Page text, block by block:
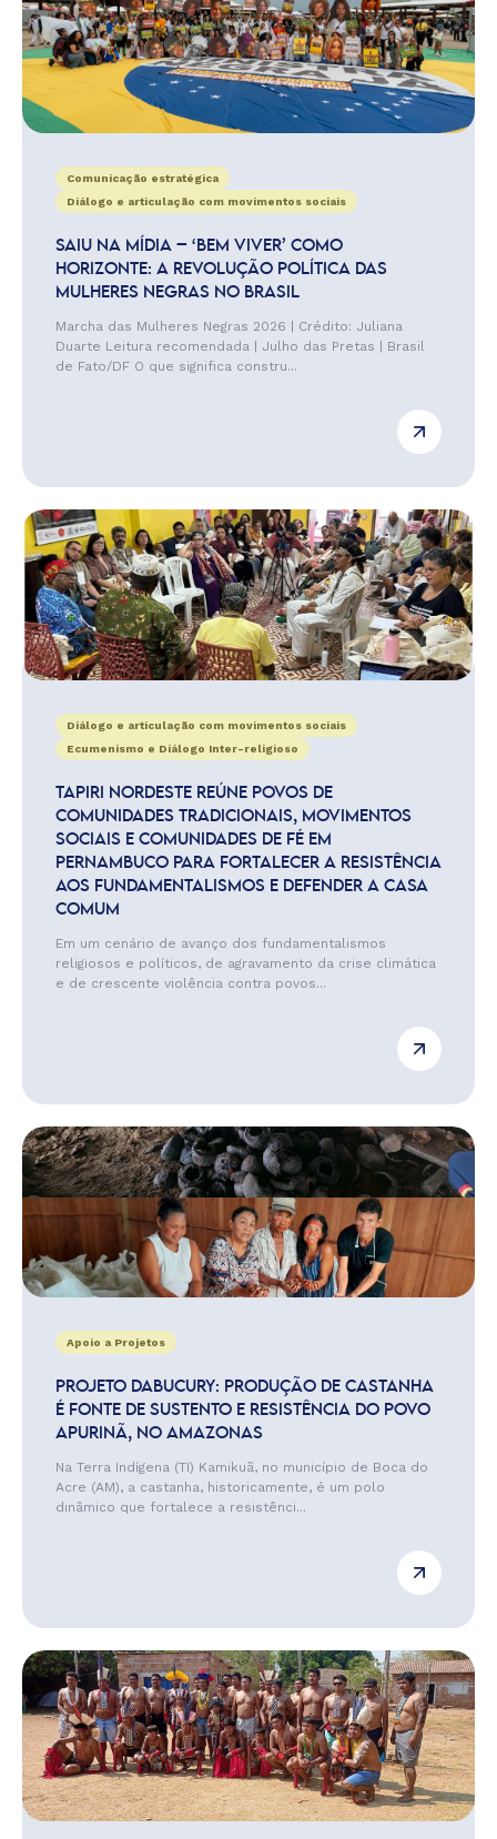
Comunicação estratégica
Diálogo e articulação com movimentos sociais
SAIU NA MÍDIA – ‘BEM VIVER’ COMO
HORIZONTE: A REVOLUÇÃO POLÍTICA DAS
MULHERES NEGRAS NO BRASIL
Marcha das Mulheres Negras 2026 | Crédito: Juliana
Duarte Leitura recomendada | Julho das Pretas | Brasil
de Fato/DF O que significa constru...
Diálogo e articulação com movimentos sociais
Ecumenismo e Diálogo Inter-religioso
TAPIRI NORDESTE REÚNE POVOS DE
COMUNIDADES TRADICIONAIS, MOVIMENTOS
SOCIAIS E COMUNIDADES DE FÉ EM
PERNAMBUCO PARA FORTALECER A RESISTÊNCIA
AOS FUNDAMENTALISMOS E DEFENDER A CASA
COMUM
Em um cenário de avanço dos fundamentalismos
religiosos e políticos, de agravamento da crise climática
e de crescente violência contra povos...
Apoio a Projetos
PROJETO DABUCURY: PRODUÇÃO DE CASTANHA
É FONTE DE SUSTENTO E RESISTÊNCIA DO POVO
APURINÃ, NO AMAZONAS
Na Terra Indígena (TI) Kamikuã, no município de Boca do
Acre (AM), a castanha, historicamente, é um polo
dinâmico que fortalece a resistênci...